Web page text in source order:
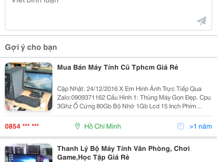
Gợi ý cho bạn
Mua Bán Máy Tính Cũ Tphcm Giá Rẻ
Cập Nhật: 24/12/2016 X Em Hình Ảnh Trực Tiếp Qua
Zalo:0909371162 Cấu Hình 1: Thùng Máy Gọn Đẹp. Cpu
3Ghz Ổ Cứng 80Gb Bộ Nhớ 1Gb Lcd 15 Inch Phím
Chuột Đầy Đủ Giá: 1 Triệu Bh 1 Tháng Thêm 300 Ngày
Bh 6 Tháng, Thêm 5
0854 *** *** Hồ Chí Minh >1 năm
Thanh Lý Bộ Máy Tính Văn Phòng, Chơi
Game,Học Tập Giá Rẻ